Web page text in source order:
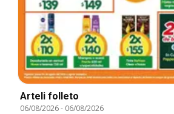
Arteli folleto
06/08/2026- 06/08/2026